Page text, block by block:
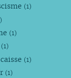
(1)
(1)
(1)
(1)
(1)